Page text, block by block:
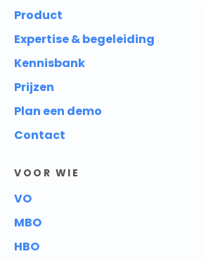
Product
Expertise & begeleiding
Kennisbank
Prijzen
Plan een demo
Contact
VOOR WIE
VO
MBO
HBO